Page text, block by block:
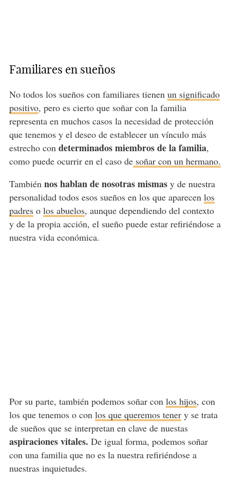
Familiares en sueños
No todos los sueños con familiares tienen un significado
positivo, pero es cierto que soñar con la familia
representa en muchos casos la necesidad de protección
que tenemos y el deseo de establecer un vínculo más
estrecho con determinados miembros de la familia,
como puede ocurrir en el caso desoñar con un hermano.
También nos hablan de nosotras mismasy de nuestra
personalidad todos esos sueños en los que aparecen los
padreso los abuelos, aunque dependiendo del contexto
y de la propia acción, el sueño puede estar refiriéndose a
nuestra vida económica.
Por su parte, también podemos soñar con los hijos, con
los que tenemos o con los que queremos tenery se trata
de sueños que se interpretan en clave de nuestas
aspiraciones vitales. De igual forma, podemos soñar
con una familia que no es la nuestra refiriéndose a
nuestras inquietudes.